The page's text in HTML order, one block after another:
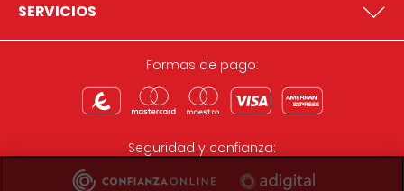
SERVICIOS
Formas de pago:
Seguridad y confianza: